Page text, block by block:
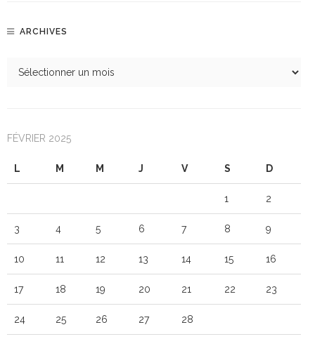
ARCHIVES
FÉVRIER 2025
L M M J V S D
1 2
3 4 5 6 7 8 9
10 11 12 13 14 15 16
17 18 19 20 21 22 23
24 25 26 27 28